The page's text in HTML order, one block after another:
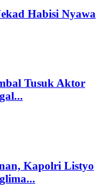
Habisi Nyawa
Tusuk Aktor
Kapolri Listyo